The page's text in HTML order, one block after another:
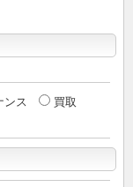
ンス
買取